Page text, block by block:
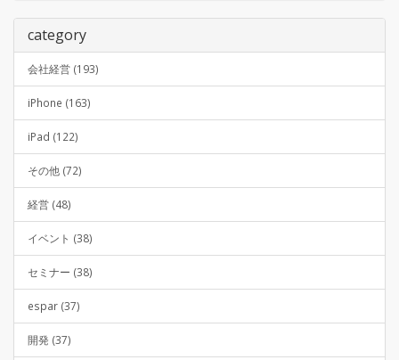
category
会社経営 (193)
iPhone (163)
iPad (122)
その他 (72)
経営 (48)
イベント (38)
セミナー (38)
espar (37)
開発 (37)